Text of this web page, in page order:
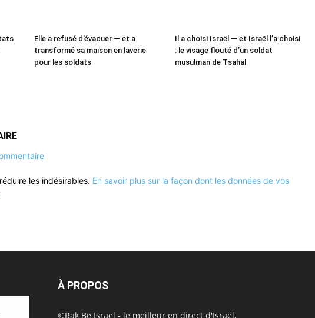
Elle a refusé d’évacuer — et a
transformé sa maison en laverie
pour les soldats
Il a choisi Israël — et Israël l’a choisi
: le visage flouté d’un soldat
musulman de Tsahal
les indésirables. En savoir plus sur la façon dont les données de vos
À PROPOS
©Rak Be Israel - le meilleur en direct d'Israël,